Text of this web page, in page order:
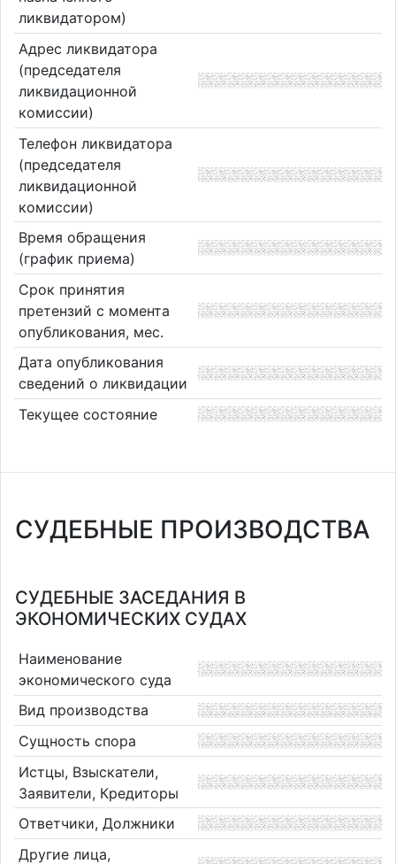
ликвидатором)
Адрес ликвидатора
(председателя
ликвидационной
комиссии)
Телефон ликвидатора
(председателя
ликвидационной
комиссии)
Время обращения
(график приема)
Срок принятия
претензий с момента
опубликования, мес.
Дата опубликования
сведений о ликвидации
Текущее состояние
СУДЕБНЫЕ ПРОИЗВОДСТВА
СУДЕБНЫЕ ЗАСЕДАНИЯ В
ЭКОНОМИЧЕСКИХ СУДАХ
Наименование
экономического суда
Вид производства
Сущность спора
Истцы, Взыскатели,
Заявители, Кредиторы
Ответчики, Должники
Другие лица,